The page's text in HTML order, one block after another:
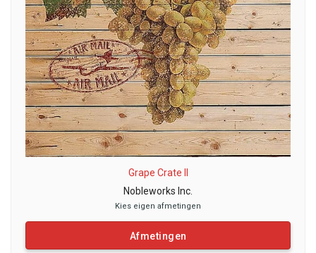
Grape Crate II
Nobleworks Inc.
Kies eigen afmetingen
Afmetingen